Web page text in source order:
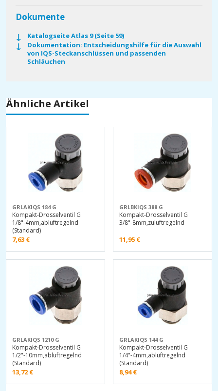
Dokumente
Katalogseite Atlas 9 (Seite 59)
Dokumentation: Entscheidungshilfe für die Auswahl
von IQS-Steckanschlüssen und passenden
Schläuchen
Ähnliche Artikel
GRLAKIQS 184 G
Kompakt-Drosselventil G
1/8"-4mm,abluftregelnd
(Standard)
7,63 €
GRLBKIQS 388 G
Kompakt-Drosselventil G
3/8"-8mm,zuluftregelnd
11,95 €
GRLAKIQS 1210 G
Kompakt-Drosselventil G
1/2"-10mm,abluftregelnd
(Standard)
13,72€
GRLAKIQS 144 G
Kompakt-Drosselventil G
1/4"-4mm,abluftregelnd
(Standard)
8,94€